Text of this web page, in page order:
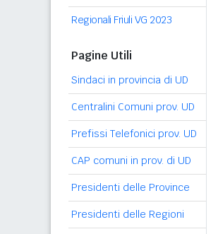
Regionali Friuli VG 2023
Pagine Utili
Sindaci in provincia di UD
Centralini Comuni prov. UD
Prefissi Telefonici prov. UD
CAP comuni in prov. di UD
Presidenti delle Province
Presidenti delle Regioni